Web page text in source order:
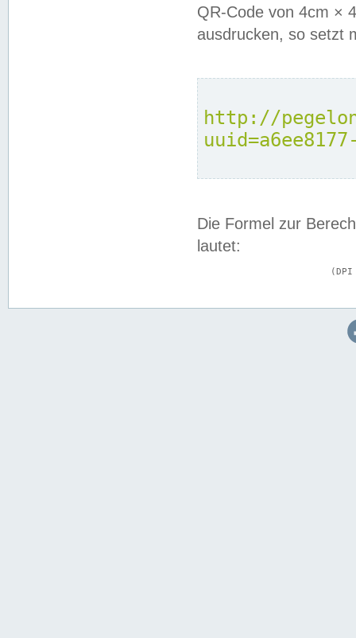
QR-Code von 4cm ×
ausdrucken, so setzt
http://
Die Formel zur
lautet: